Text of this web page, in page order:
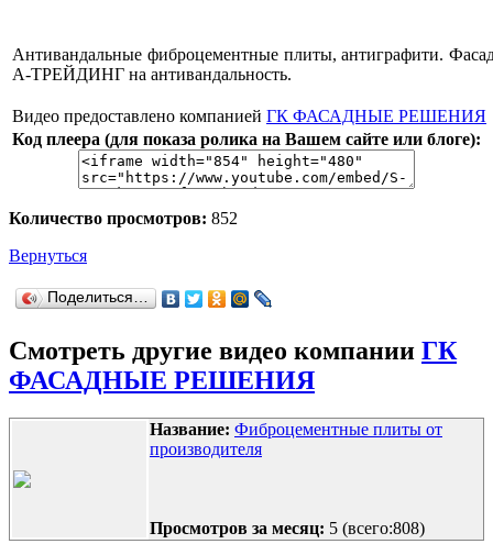
Антивандальные фиброцементные плиты, антиграфити.
А-ТРЕЙДИНГ на антивандальность.
Видео предоставлено компанией ГК ФАСАДНЫЕ РЕШЕНИЯ
Код плеера (для показа ролика на Вашем сайте или блоге):
Количество просмотров: 852
Вернуться
Поделиться…
Смотреть другие видео компании ГК
ФАСАДНЫЕ РЕШЕНИЯ
Название: Фиброцементные плиты от
производителя
Просмотров за месяц: 5 (всего:808)